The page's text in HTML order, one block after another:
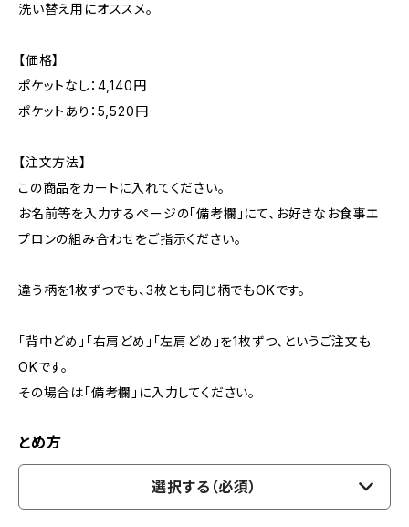
洗い替え用にオススメ。
【価格】
ポケットなし：4,140円
ポケットあり：5,520円
【注文方法】
この商品をカートに入れてください。
お名前等を入力するページの「備考欄」にて、お好きなお食事エ
プロンの組み合わせをご指示ください。
違う柄を1枚ずつでも、3枚とも同じ柄でもOKです。
「背中どめ」「右肩どめ」「左肩どめ」を1枚ずつ、というご注文も
OKです。
その場合は「備考欄」に入力してください。
とめ方
選択する（必須）